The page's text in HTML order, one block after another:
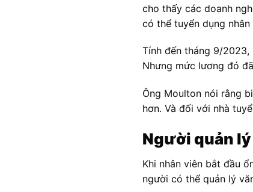
cho thấy các doanh
có thể tuyển dụng
Tính đến tháng 9/
Nhưng mức lương đó
Ông Moulton nói rằng
hơn. Và đối với nhà
Người quản
Khi nhân viên bắt đầu
người có thể quản lý